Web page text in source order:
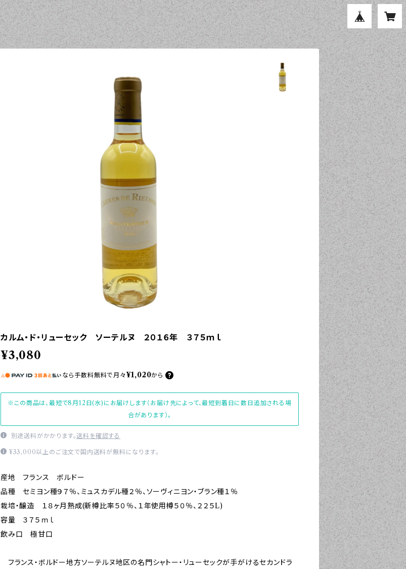
カルム・ド・リューセック ソーテルヌ ２０１６年 ３７５ｍｌ
¥3,080
なら 手数料無料で 月々¥1,020から
※この商品は、最短で8月12日(水)にお届けします（お届け先によって、最短到着日に数日追加される場
合があります）。
別途送料がかかります。送料を確認する
¥33,000以上のご注文で国内送料が無料になります。
産地 フランス ボルドー
品種 セミヨン種９７％、ミュスカデル種２％、ソーヴィニヨン・ブラン種１％
栽培・醸造 １８ヶ月熟成(新樽比率５０％、１年使用樽５０％、２２５L)
容量 ３７５ｍｌ
飲み口 極甘口
フランス・ボルドー地方ソーテルヌ地区の名門シャトー・リューセックが手がけるセカンドラ